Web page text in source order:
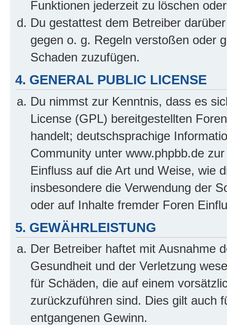
Funktionen jederzeit zu löschen
Du gestattest dem Betreiber
gegen o. g. Regeln verstoßen oder
Schaden zuzufügen.
4. GENERAL PUBLIC LICENSE
Du nimmst zur Kenntnis, dass es
License (GPL) bereitgestellten
handelt; deutschsprachige
Community unter www.phpbb.de
Einfluss auf die Art und Weise, wie
insbesondere die Verwendung der
oder auf Inhalte fremder Foren
5. GEWÄHRLEISTUNG
Der Betreiber haftet mit Ausnahme
Gesundheit und der Verletzung
für Schäden, die auf einem
zurückzuführen sind. Dies gilt auch
entgangenen Gewinn.